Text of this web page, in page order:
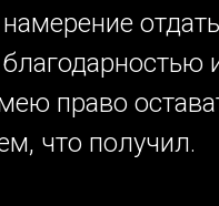
право
что получил.